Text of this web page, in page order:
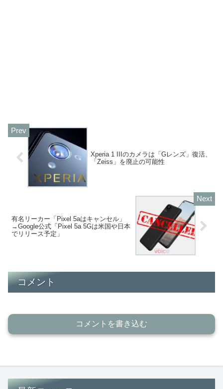
Xperia 1 IIIのカメラは「Gレンズ」復活、
「Zeiss」を廃止の可能性
有名リーカー「Pixel 5aはキャンセル」
→Google公式「Pixel 5a 5Gは米国や日本
でリリース予定」
コメント
コメントを書き込む